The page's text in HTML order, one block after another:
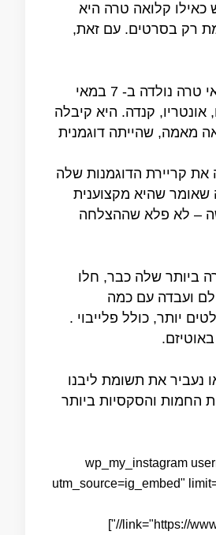
כאילו קלואה טרה היא
רק בסרטים. עם זאת,
יתר על כן, קלואי טרה נולדה ב- 7 במאי
אונטריו, קנדה. היא קיבלה
מאמה, שהייתה דוגמנית
קריירת הדוגמנות שלה
שאומר שהיא מקצוענית
– לא פלא שההצלחה
ביותר שלה כבר, חלו
ועבדה עם כמה
יותר, כולל פלייבוי .
נעביר את תשומת ליבנו
החמות והסקסיות ביותר
[wp_my_instagram
utm_source=ig_embed"
link="https://